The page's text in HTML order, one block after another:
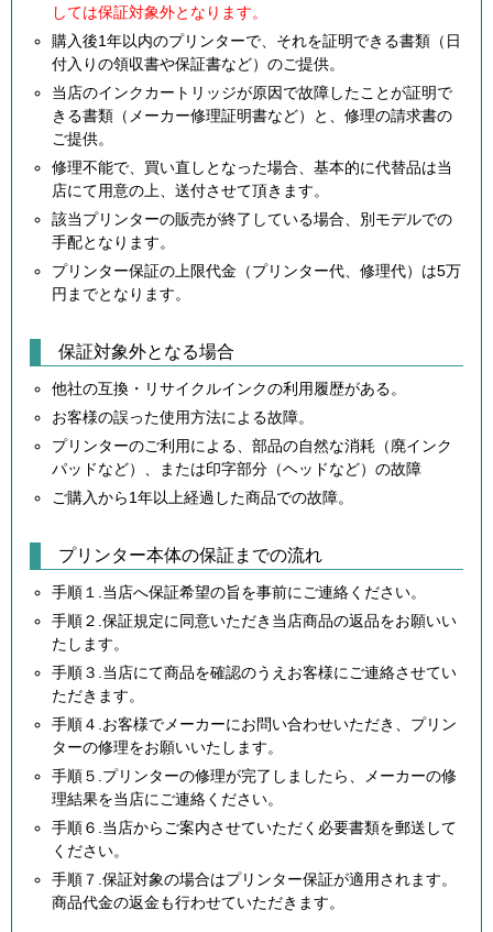
しては保証対象外となります。
購入後1年以内のプリンターで、それを証明できる書類（日
付入りの領収書や保証書など）のご提供。
当店のインクカートリッジが原因で故障したことが証明で
きる書類（メーカー修理証明書など）と、修理の請求書の
ご提供。
修理不能で、買い直しとなった場合、基本的に代替品は当
店にて用意の上、送付させて頂きます。
該当プリンターの販売が終了している場合、別モデルでの
手配となります。
プリンター保証の上限代金（プリンター代、修理代）は5万
円までとなります。
保証対象外となる場合
他社の互換・リサイクルインクの利用履歴がある。
お客様の誤った使用方法による故障。
プリンターのご利用による、部品の自然な消耗（廃インク
パッドなど）、または印字部分（ヘッドなど）の故障
ご購入から1年以上経過した商品での故障。
プリンター本体の保証までの流れ
手順１.当店へ保証希望の旨を事前にご連絡ください。
手順２.保証規定に同意いただき当店商品の返品をお願いい
たします。
手順３.当店にて商品を確認のうえお客様にご連絡させてい
ただきます。
手順４.お客様でメーカーにお問い合わせいただき、プリン
ターの修理をお願いいたします。
手順５.プリンターの修理が完了しましたら、メーカーの修
理結果を当店にご連絡ください。
手順６.当店からご案内させていただく必要書類を郵送して
ください。
手順７.保証対象の場合はプリンター保証が適用されます。
商品代金の返金も行わせていただきます。